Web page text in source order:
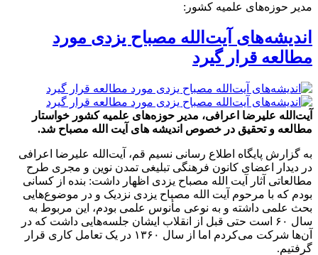
مدیر حوزه‌های علمیه کشور:
اندیشه‌های آیت‌الله مصباح یزدی مورد
مطالعه قرار گیرد
آیت‌الله علیرضا اعرافی، مدیر حوزه‌های علمیه کشور خواستار
مطالعه و تحقیق در خصوص اندیشه های آیت الله مصباح شد.
به گزارش پایگاه اطلاع رسانی نسیم قم، آیت‌الله علیرضا اعرافی
در دیدار اعضای کانون فرهنگی تبلیغی تمدن نوین و مجری طرح
مطالعاتی آثار آیت الله مصباح یزدی اظهار داشت: بنده از کسانی
بودم که با مرحوم آیت الله مصباح یزدی نزدیک و در موضوع‌هایی
بحث علمی داشته و به نوعی مأنوس علمی بودم، این مربوط به
سال ۶۰ است حتی قبل از انقلاب ایشان جلسه‌هایی داشت که در
آن‌ها شرکت می‌کردم اما از سال ۱۳۶۰ در یک تعامل کاری قرار
گرفتیم.